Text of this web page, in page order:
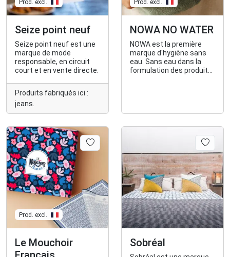
Prod. excl.
Seize point neuf
Seize point neuf est une
marque de mode
responsable, en circuit
court et en vente directe.
Produits fabriqués ici :
jeans.
Prod. excl.
NOWA NO WATER
NOWA est la première
marque d'hygiène sans
eau. Sans eau dans la
formulation des produits
Prod. excl.
Le Mouchoir
Sobréal